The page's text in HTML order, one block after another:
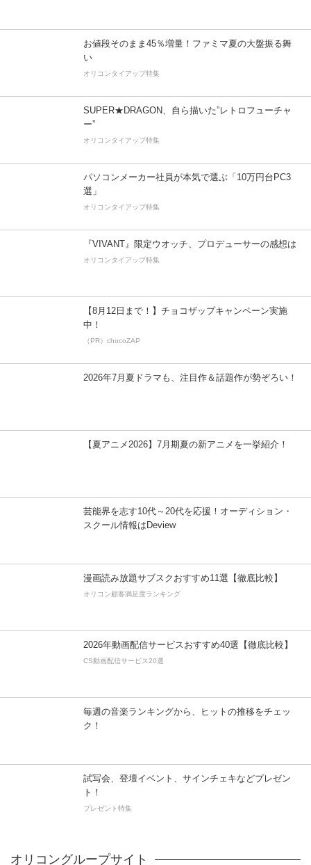
お値段そのまま45％増量！ファミマ夏の大盤振る舞
い
オリコンタイアップ特集
SUPER★DRAGON、自ら描いた”レトロフューチャ
ー”
オリコンタイアップ特集
パソコンメーカー社員が本気で選ぶ「10万円台PC3
選」
オリコンタイアップ特集
『VIVANT』限定ウオッチ、プロデューサーの感想は
オリコンタイアップ特集
【8月12日まで！】チョコザップキャンペーン実施
中！
（PR）chocoZAP
2026年7月夏ドラマも、注目作＆話題作が勢ぞろい！
【夏アニメ2026】7月期夏の新アニメを一挙紹介！
芸能界を志す10代～20代を応援！オーディション・
スクール情報はDeview
漫画読み放題サブスクおすすめ11選【徹底比較】
オリコン顧客満足度ランキング
2026年動画配信サービスおすすめ40選【徹底比較】
CS動画配信サービス20選
毎週の音楽ランキングから、ヒットの推移をチェッ
ク！
試写会、登壇イベント、サインチェキなどプレゼン
ト！
プレゼント特集
オリコングループサイト